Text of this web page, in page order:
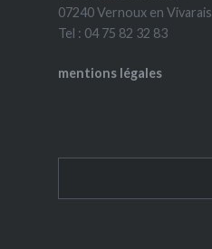
07240 Vernoux en Vivarais
Tel : 04 75 82 32 83
mentions légales